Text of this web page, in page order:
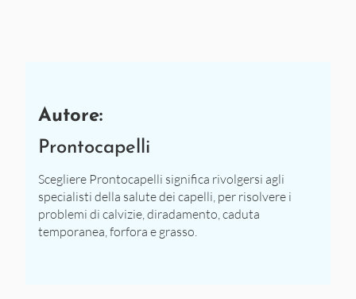
Autore:
Prontocapelli
Scegliere Prontocapelli significa rivolgersi agli
specialisti della salute dei capelli, per risolvere i
problemi di calvizie, diradamento, caduta
temporanea, forfora e grasso.